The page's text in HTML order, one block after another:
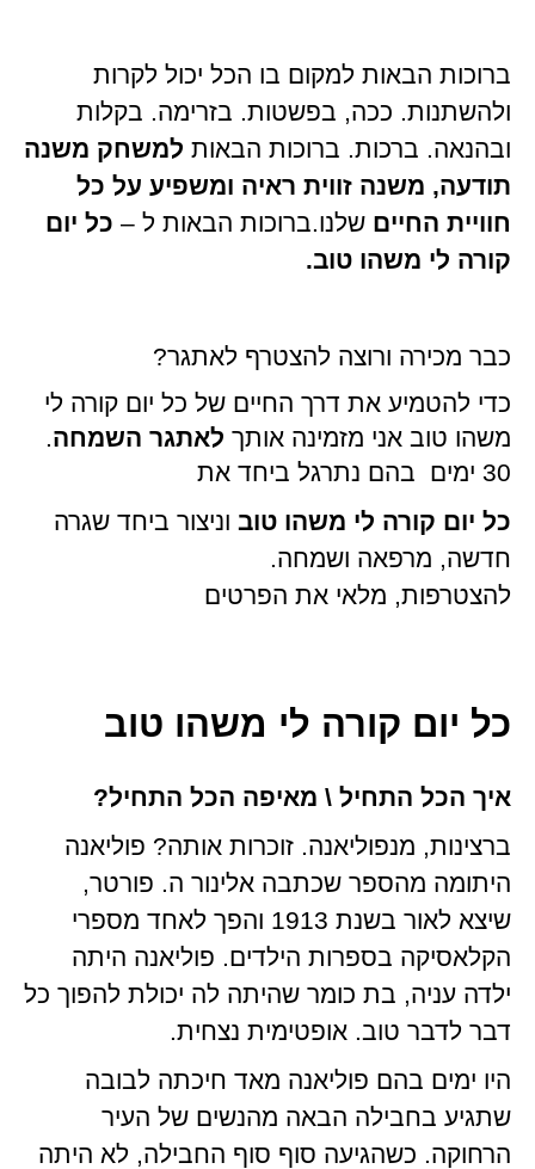
ברוכות הבאות למקום בו הכל יכול לקרות
ולהשתנות. ככה, בפשטות. בזרימה. בקלות
ובהנאה. ברכות. ברוכות הבאות למשחק משנה
תודעה, משנה זווית ראיה ומשפיע על כל
חוויית החיים שלנו.ברוכות הבאות ל – כל יום
קורה לי משהו טוב.
כבר מכירה ורוצה להצטרף לאתגר?
כדי להטמיע את דרך החיים של כל יום קורה לי
משהו טוב אני מזמינה אותך לאתגר השמחה.
30 ימים בהם נתרגל ביחד את
כל יום קורה לי משהו טוב וניצור ביחד שגרה
חדשה, מרפאה ושמחה.
להצטרפות, מלאי את הפרטים
כל יום קורה לי משהו טוב
איך הכל התחיל \ מאיפה הכל התחיל?
ברצינות, מנפוליאנה. זוכרות אותה? פוליאנה
היתומה מהספר שכתבה אלינור ה. פורטר,
שיצא לאור בשנת 1913 והפך לאחד מספרי
הקלאסיקה בספרות הילדים. פוליאנה היתה
ילדה עניה, בת כומר שהיתה לה יכולת להפוך כל
דבר לדבר טוב. אופטימית נצחית.
היו ימים בהם פוליאנה מאד חיכתה לבובה
שתגיע בחבילה הבאה מהנשים של העיר
הרחוקה. כשהגיעה סוף סוף החבילה, לא היתה